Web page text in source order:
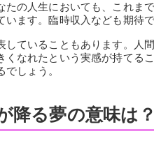
たの人生においても、これま
います。臨時収入なども期待
していることもあります。人
くなれたという実感が持てる
しょう。
降る夢の意味は？